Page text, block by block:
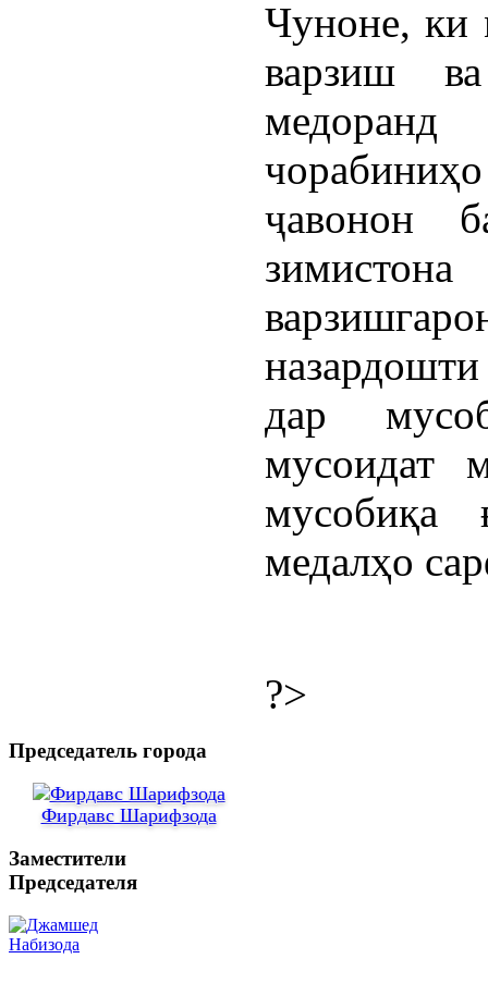
Чуноне, ки
варзиш
ҷавонон
дар
мусоидат
медалҳо
?>
Председатель города
Фирдавс Шарифзода
Заместители
Председателя